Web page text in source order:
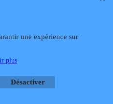
une expérience sur
plus
Désactiver